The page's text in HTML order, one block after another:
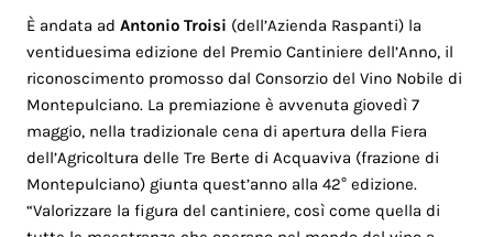
È andata adAntonio Troisi (dell’Azienda Raspanti) la
ventiduesima edizione del Premio Cantiniere dell’Anno, il
riconoscimento promosso dal Consorzio del Vino Nobile di
Montepulciano. La premiazione è avvenuta giovedì 7
maggio, nella tradizionale cena di apertura della Fiera
dell’Agricoltura delle Tre Berte di Acquaviva (frazione di
Montepulciano) giunta quest’anno alla 42° edizione.
“Valorizzare la figura del cantiniere, così come quella di